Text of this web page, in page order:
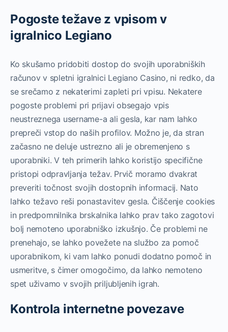
Pogoste težave z vpisom v
igralnico Legiano
Ko skušamo pridobiti dostop do svojih uporabniških
računov v spletni igralnici Legiano Casino, ni redko, da
se srečamo z nekaterimi zapleti pri vpisu. Nekatere
pogoste problemi pri prijavi obsegajo vpis
neustreznega username-a ali gesla, kar nam lahko
prepreči vstop do naših profilov. Možno je, da stran
začasno ne deluje ustrezno ali je obremenjeno s
uporabniki. V teh primerih lahko koristijo specifične
pristopi odpravljanja težav. Prvič moramo dvakrat
preveriti točnost svojih dostopnih informacij. Nato
lahko težavo reši ponastavitev gesla. Čiščenje cookies
in predpomnilnika brskalnika lahko prav tako zagotovi
bolj nemoteno uporabniško izkušnjo. Če problemi ne
prenehajo, se lahko povežete na službo za pomoč
uporabnikom, ki vam lahko ponudi dodatno pomoč in
usmeritve, s čimer omogočimo, da lahko nemoteno
spet uživamo v svojih priljubljenih igrah.
Kontrola internetne povezave